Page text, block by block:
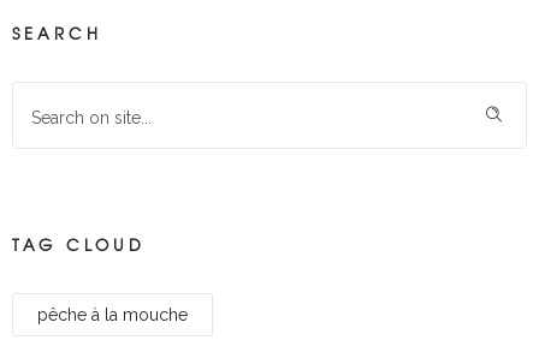
SEARCH
TAG CLOUD
pêche à la mouche